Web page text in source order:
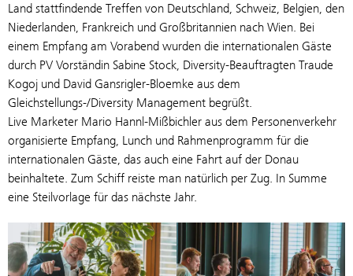
Land stattfindende Treffen von Deutschland, Schweiz, Belgien, den
Niederlanden, Frankreich und Großbritannien nach Wien. Bei
einem Empfang am Vorabend wurden die internationalen Gäste
durch PV Vorständin Sabine Stock, Diversity-Beauftragten Traude
Kogoj und David Gansrigler-Bloemke aus dem
Gleichstellungs-/Diversity Management begrüßt.
Live Marketer Mario Hannl-Mißbichler aus dem Personenverkehr
organisierte Empfang, Lunch und Rahmenprogramm für die
internationalen Gäste, das auch eine Fahrt auf der Donau
beinhaltete. Zum Schiff reiste man natürlich per Zug. In Summe
eine Steilvorlage für das nächste Jahr.